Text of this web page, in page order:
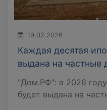
19.02.2026
Каждая десятая
выдана на частные
"Дом.РФ": в 2026
будет выдана на